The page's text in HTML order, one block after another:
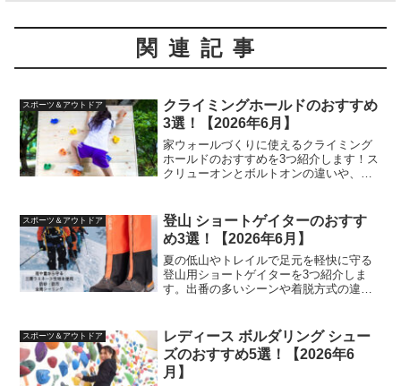
関連記事
スポーツ＆アウトドア
クライミングホールドのおすすめ
3選！【2026年6月】
家ウォールづくりに使えるクライミング
ホールドのおすすめを3つ紹介します！ス
クリューオンとボルトオンの違いや、子
スポーツ＆アウトドア
登山 ショートゲイターのおすす
め3選！【2026年6月】
夏の低山やトレイルで足元を軽快に守る
登山用ショートゲイターを3つ紹介しま
す。出番の多いシーンや着脱方式の違
スポーツ＆アウトドア
レディース ボルダリング シュー
ズのおすすめ5選！【2026年6
月】